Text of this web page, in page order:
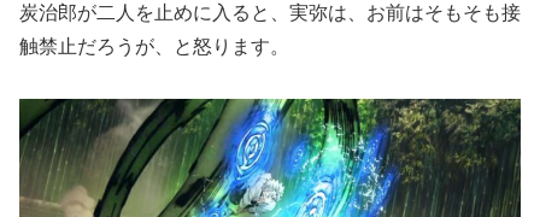
炭治郎が二人を止めに入ると、実弥は、お前はそもそも接
触禁止だろうが、と怒ります。